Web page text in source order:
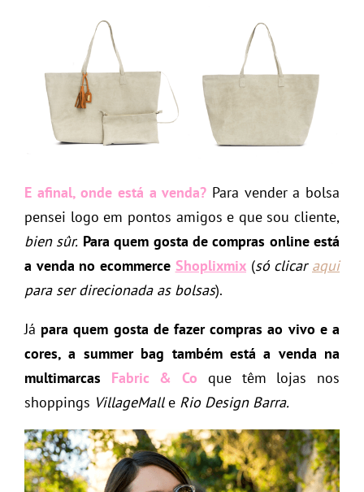
E afinal, onde está a venda? Para vender a bolsa
pensei logo em pontos amigos e que sou cliente,
bien sûr. Para quem gosta de compras online está
a venda no ecommerce Shoplixmix(só clicar aqui
para ser direcionada as bolsas).
Já para quem gosta de fazer compras ao vivo e a
cores, a summer bag também está a venda na
multimarcas Fabric & Co que têm lojas nos
shoppings VillageMalle Rio Design Barra.